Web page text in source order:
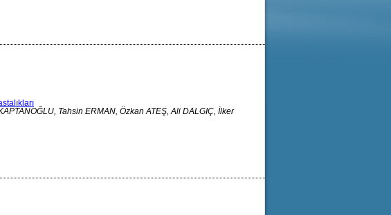
Tahsin ERMAN, Özkan ATEŞ, Ali DALGIÇ, İlker